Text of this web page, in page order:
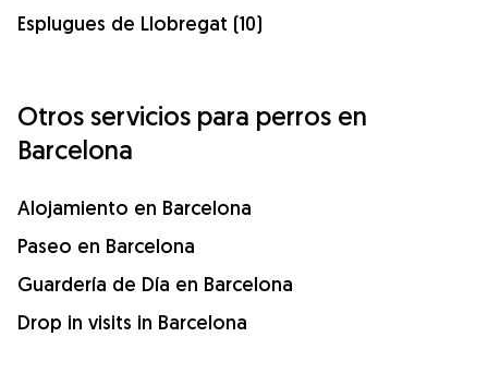
Esplugues de Llobregat (10)
Otros servicios para perros en
Barcelona
Alojamiento en Barcelona
Paseo en Barcelona
Guardería de Día en Barcelona
Drop in visits in Barcelona